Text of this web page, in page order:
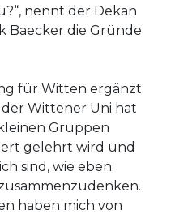
nennt der Dekan
Baecker die Gründe
für Witten ergänzt
der Wittener Uni hat
Gruppen
gelehrt wird und
sind, wie eben
haben mich von